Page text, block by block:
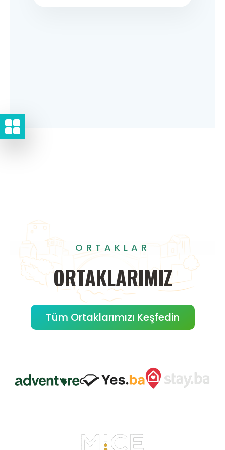
ORTAKLAR
ORTAKLARIMIZ
Tüm Ortaklarımızı Keşfedin